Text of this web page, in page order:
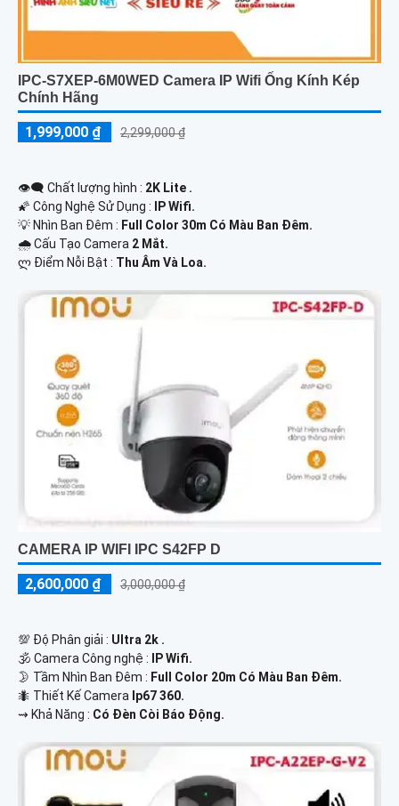
IPC-S7XEP-6M0WED Camera IP Wifi Ống Kính Kép
Chính Hãng
1,999,000 ₫ 2,299,000 ₫
👁️‍🗨 Chất lượng hình : 2K Lite .
🌠 Công Nghệ Sử Dụng :
IP Wifi.
💡 Nhìn Ban Đêm : Full Color 30m Có Màu Ban Ðêm.
🌧️ Cấu Tạo Camera 2 Mắt.
️ლ Điểm Nỗi Bật : Thu Âm Và Loa.
CAMERA IP WIFI IPC S42FP D
2,600,000 ₫ 3,000,000 ₫
💯 Độ Phân giải : Ultra 2k .
🕉️ Camera Công nghệ : IP Wifi.
🌛 Tầm Nhìn Ban Đêm : Full Color 20m Có Màu Ban Đêm.
🐜 Thiết Kế Camera Ip67 360.
️⇝ Khả Năng : Có Đèn Còi Báo Động.